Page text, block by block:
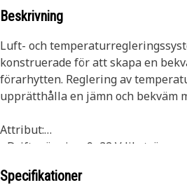
Beskrivning
Luft- och
konstruerade för att skapa en
förarhytten. Reglering av
upprätthålla en jämn och bekväm
Attribut:
• Driftspänning: 9–32 V likström.
• Möjliggör flexibilitet i design och
Specifikationer